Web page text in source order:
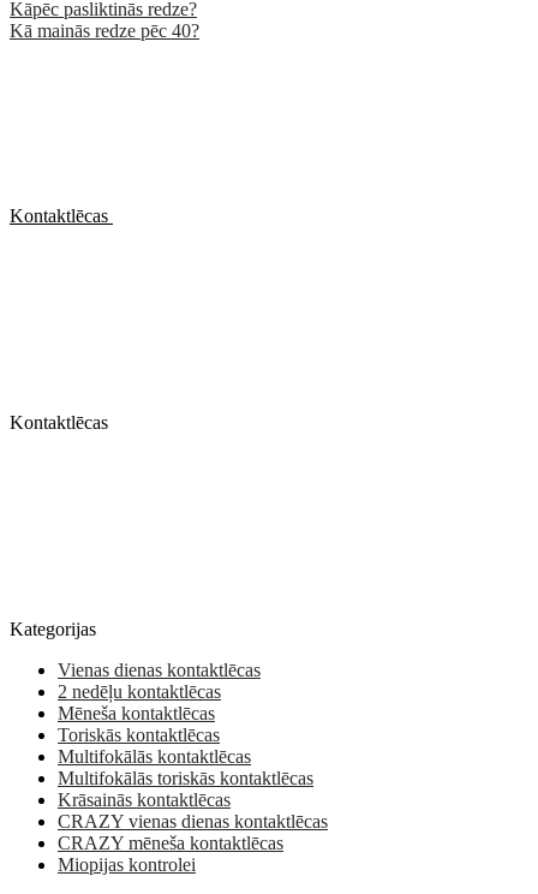
Kāpēc pasliktinās redze?
Kā mainās redze pēc 40?
Kontaktlēcas
Kontaktlēcas
Kategorijas
Vienas dienas kontaktlēcas
2 nedēļu kontaktlēcas
Mēneša kontaktlēcas
Toriskās kontaktlēcas
Multifokālās kontaktlēcas
Multifokālās toriskās kontaktlēcas
Krāsainās kontaktlēcas
CRAZY vienas dienas kontaktlēcas
CRAZY mēneša kontaktlēcas
Miopijas kontrolei